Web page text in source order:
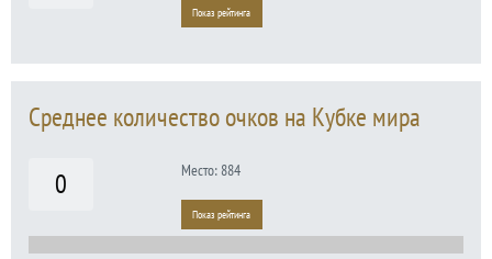
Показ рейтинга
Среднее количество очков на Кубке мира
0
Место: 884
Показ рейтинга